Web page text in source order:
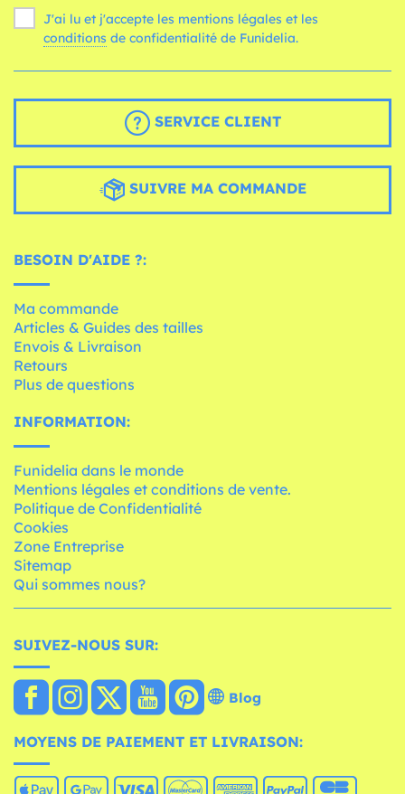
J'ai lu et j'accepte les mentions légales et les
conditions de confidentialité de Funidelia.
SERVICE CLIENT
SUIVRE MA COMMANDE
BESOIN D'AIDE ?:
Ma commande
Articles & Guides des tailles
Envois & Livraison
Retours
Plus de questions
INFORMATION:
Funidelia dans le monde
Mentions légales et conditions de vente.
Politique de Confidentialité
Cookies
Zone Entreprise
Sitemap
Qui sommes nous?
SUIVEZ-NOUS SUR:
Blog
MOYENS DE PAIEMENT ET LIVRAISON: